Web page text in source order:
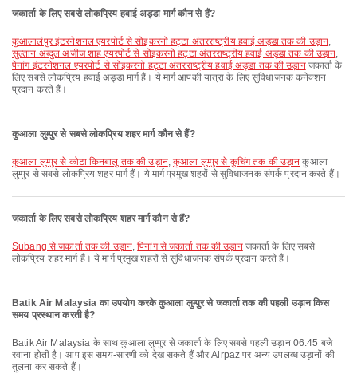
जकार्ता के लिए सबसे लोकप्रिय हवाई अड्डा मार्ग कौन से हैं?
कुआलालंपुर इंटरनेशनल एयरपोर्ट से सोइकरनो हट्टा अंतरराष्ट्रीय हवाई अड्डा तक की उड़ान,
सुल्तान अब्दुल अजीज शाह एयरपोर्ट से सोइकरनो हट्टा अंतरराष्ट्रीय हवाई अड्डा तक की उड़ान,
पेनांग इंटरनेशनल एयरपोर्ट से सोइकरनो हट्टा अंतरराष्ट्रीय हवाई अड्डा तक की उड़ानजकार्ता के
लिए सबसे लोकप्रिय हवाई अड्डा मार्ग हैं। ये मार्ग आपकी यात्रा के लिए सुविधाजनक कनेक्शन
प्रदान करते हैं।
कुआला लुम्पुर से सबसे लोकप्रिय शहर मार्ग कौन से हैं?
कुआला लुम्पुर से कोटा किनबालु तक की उड़ान,कुआला लुम्पुर से कुचिंग तक की उड़ान कुआला
लुम्पुर से सबसे लोकप्रिय शहर मार्ग हैं। ये मार्ग प्रमुख शहरों से सुविधाजनक संपर्क प्रदान करते हैं।
जकार्ता के लिए सबसे लोकप्रिय शहर मार्ग कौन से हैं?
Subang से जकार्ता तक की उड़ान,पिनांग से जकार्ता तक की उड़ानजकार्ता के लिए सबसे
लोकप्रिय शहर मार्ग हैं। ये मार्ग प्रमुख शहरों से सुविधाजनक संपर्क प्रदान करते हैं।
Batik Air Malaysia का उपयोग करके कुआला लुम्पुर से जकार्ता तक की पहली उड़ान किस
समय प्रस्थान करती है?
Batik Air Malaysia के साथ कुआला लुम्पुर से जकार्ता के लिए सबसे पहली उड़ान 06:45 बजे
रवाना होती है। आप इस समय-सारणी को देख सकते हैं और Airpaz पर अन्य उपलब्ध उड़ानों की
तुलना कर सकते हैं।